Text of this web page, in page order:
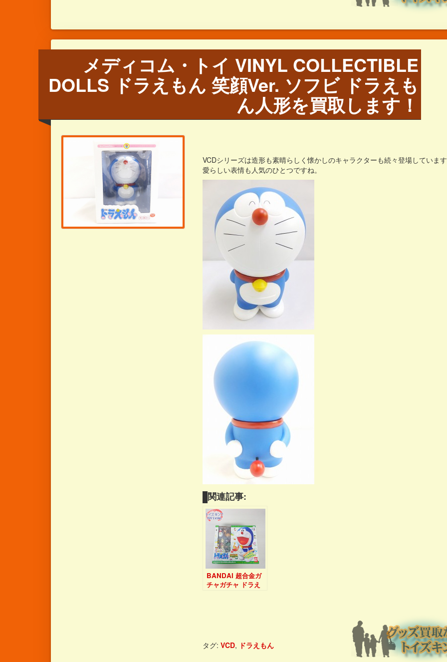
メディコム・トイ VINYL COLLECTIBLE
DOLLS ドラえもん 笑顔Ver. ソフビ ドラえも
ん人形を買取します！
VCDシリーズは造形も素晴らしく懐かしのキャラクターも続々登場していま
愛らしい表情も人気のひとつですね。
関連記事:
BANDAI 超合金ガ
チャガチャ ドラえ
タグ:VCD, ドラえもん